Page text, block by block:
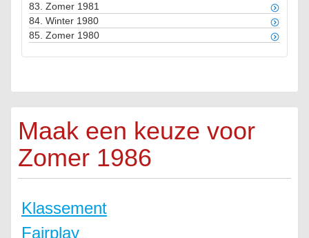
83. Zomer 1981
84. Winter 1980
85. Zomer 1980
Maak een keuze voor
Zomer 1986
Klassement
Fairplay